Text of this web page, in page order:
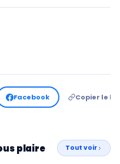
Facebook Copier le
plaire Tout voir